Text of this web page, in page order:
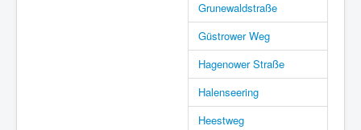
Grunewaldstraße
Güstrower Weg
Hagenower Straße
Halenseering
Heestweg